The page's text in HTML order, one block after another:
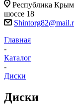
Республика
шоссе 18
Главная
-
Каталог
-
Диски
Диски